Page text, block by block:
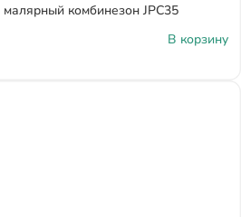
комбинезон JPC35
В корзину